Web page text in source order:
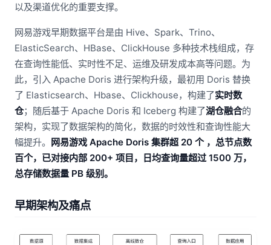
以及渠道优化的重要支撑。
网易游戏早期数据平台是由 Hive、Spark、Trino、
ElasticSearch、HBase、ClickHouse 多种技术栈组成，存
在查询性能低、实时性不足、运维及研发成本高等问题。为
此，引入 Apache Doris 进行架构升级，最初用 Doris 替换
了 Elasticsearch、Hbase、Clickhouse，构建了实时数
仓；随后基于 Apache Doris 和 Iceberg 构建了湖仓融合的
架构，实现了数据架构的简化，数据的时效性和查询性能大
幅提升。
网易游戏 Apache Doris 集群超 20 个 ，总节点数
百个，已对接内部 200+ 项目，日均查询量超过 1500 万，
总存储数据量 PB 级别。
早期架构及痛点